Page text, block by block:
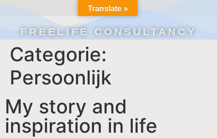
FREELIFE CONSULTANCY
Categorie:
Persoonlijk
My story and
inspiration in life
Translate »